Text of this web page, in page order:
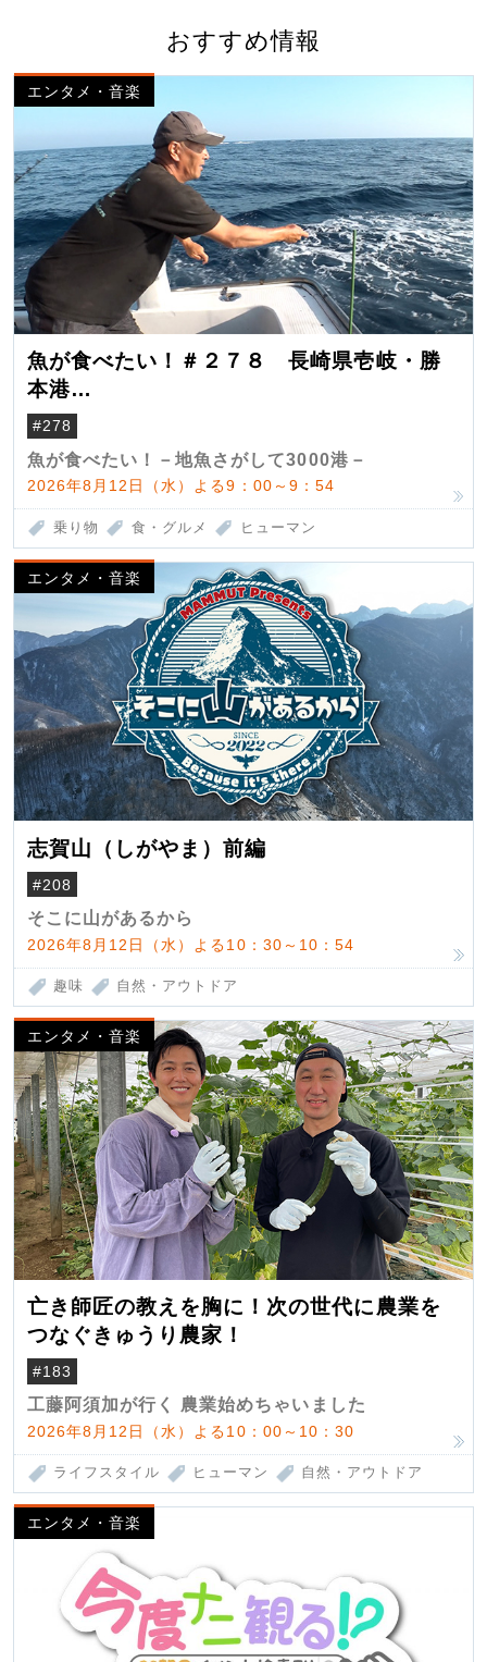
おすすめ情報
エンタメ・音楽
魚が食べたい！＃２７８ 長崎県壱岐・勝
本港
（クロマグロ）
#278
魚が食べたい！－地魚さがして3000港－
2026年8月12日（水）よる9：00～9：54
乗り物 食・グルメ ヒューマン
エンタメ・音楽
志賀山（しがやま）前編
#208
そこに山があるから
2026年8月12日（水）よる10：30～10：54
趣味 自然・アウトドア
エンタメ・音楽
亡き師匠の教えを胸に！次の世代に農業を
つなぐきゅうり農家！
#183
工藤阿須加が行く 農業始めちゃいました
2026年8月12日（水）よる10：00～10：30
ライフスタイル ヒューマン 自然・アウトドア
エンタメ・音楽